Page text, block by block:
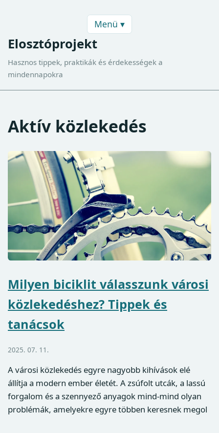
Menü ▾
Elosztóprojekt
Hasznos tippek, praktikák és érdekességek a
mindennapokra
Aktív közlekedés
Milyen biciklit válasszunk városi
közlekedéshez? Tippek és
tanácsok
2025. 07. 11.
A városi közlekedés egyre nagyobb kihívások elé
állítja a modern ember életét. A zsúfolt utcák, a lassú
forgalom és a szennyező anyagok mind-mind olyan
problémák, amelyekre egyre többen keresnek megol